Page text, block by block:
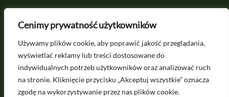
Cenimy prywatność użytkowników
Używamy plików cookie, aby poprawić jakość przeglądania,
wyświetlać reklamy lub treści dostosowane do
indywidualnych potrzeb użytkowników oraz analizować ruch
na stronie. Kliknięcie przycisku „Akceptuj wszystkie” oznacza
zgodę na wykorzystywanie przez nas plików cookie.
2026-05-09
zorganizować kącik do posiłków?
Potrzebujesz porady? Napisz do nas na